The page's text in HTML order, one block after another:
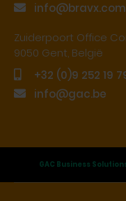
info@bravx.com
Zuiderpoort Office
9050 Gent, België
+32 (0)9 252 19
info@gac.be
GAC Business